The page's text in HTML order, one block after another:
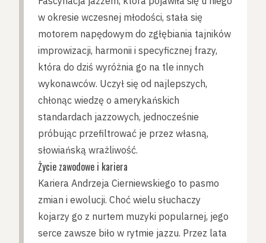
w okresie wczesnej młodości, stała się
motorem napędowym do zgłębiania tajników
improwizacji, harmonii i specyficznej frazy,
która do dziś wyróżnia go na tle innych
wykonawców. Uczył się od najlepszych,
chłonąc wiedzę o amerykańskich
standardach jazzowych, jednocześnie
próbując przefiltrować je przez własną,
słowiańską wrażliwość.
Życie zawodowe i kariera
Kariera Andrzeja Cierniewskiego to pasmo
zmian i ewolucji. Choć wielu słuchaczy
kojarzy go z nurtem muzyki popularnej, jego
serce zawsze biło w rytmie jazzu. Przez lata